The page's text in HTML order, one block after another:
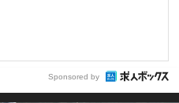
Sponsored by